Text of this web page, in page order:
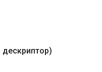
дескриптор)